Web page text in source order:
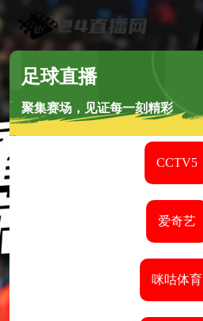
足球直播
聚集赛场，见证每一刻精彩
CCTV5
爱奇艺
咪咕体育